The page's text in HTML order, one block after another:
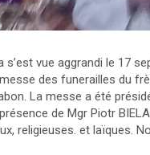
s’est vue aggrandi le 17
des funerailles du
La messe a été
de Mgr Piotr
religieuses. et laïques.